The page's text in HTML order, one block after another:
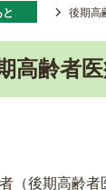
後期高
高齢者
（後期高齢